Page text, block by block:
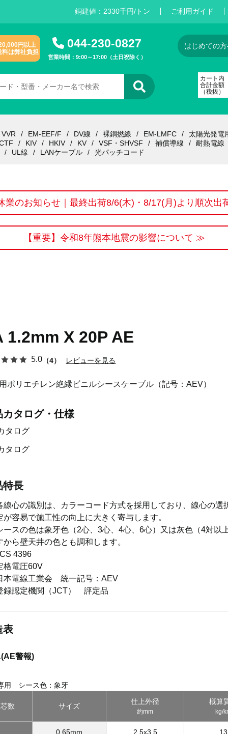
銅建値： 2330千円/トン ご利用ガイド
円以上
料は弊社負担
044-230-0827
営業時間：9:00～17:00（土日祝除く）
はじめての
カート内
合計金額
（税抜）
VVR EM-EEF/F DV線 裸銅撚線 EM-LMFC 太陽光発電
KIV HKIV KV VSF・SHVSF 補償導線 耐熱電線
UL線
LANケーブル 光パッチコード
業のお知らせ｜最終出荷8/6(木)・8/17(月)より順次出
【重要】令和8年熊本地震の影響について ≫
1.2mm X 20P AE
5.0 （4） レビューを見る
ポリエチレン絶縁ビニルシースケーブル（記号：AEV）
カタログ・仕様
タログ
タログ
特長
線心の識別は、カラーコード方式を採用しており、線心の選
が容易で施工性の向上に大きく寄与します。
ースの色は象牙色（2心、3心、4心、6心）又は灰色（4対以
から壁天井の色とも調和します。
4396
格電圧60V
本電線工業会 統一記号：AEV
録認定機関（JCT） 評定品
表
警報)
用 シース色：象牙
芯数 サイズ
仕上外径
約mm
概算
kg/
0.65mm 2.5x3.5 13